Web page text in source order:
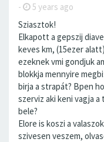
- 5 years ago
Sziasztok!
Elkapott a gepszij
keves km, (15ezer
ezeknek vmi gondjuk
blokkja mennyire
birja a strapát? Bpen
szerviz aki keni vagja
bele?
Elore is koszi a
szivesen veszem,